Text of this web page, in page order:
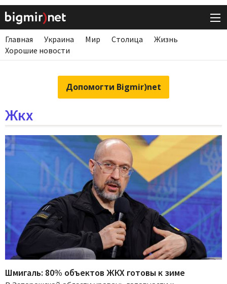
Главная Украина Мир Столица
Жизнь
Хорошие новости
Допомогти Bigmir)net
Жкх
Шмигаль: 80% объектов ЖКХ готовы к зиме